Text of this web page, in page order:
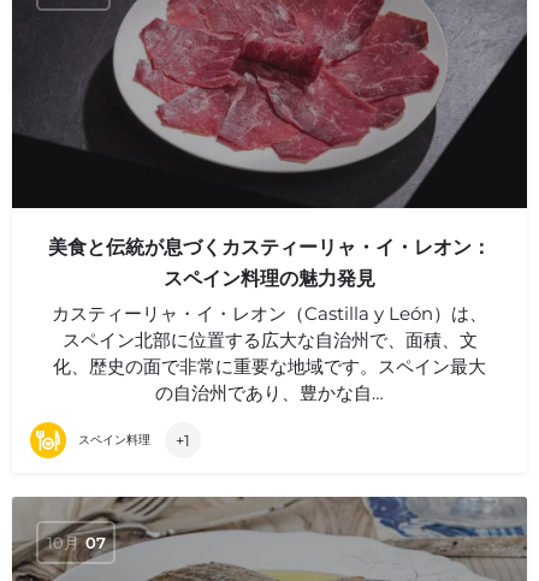
美食と伝統が息づくカスティーリャ・イ・レオン：
スペイン料理の魅力発見
カスティーリャ・イ・レオン（Castilla y León）は、
スペイン北部に位置する広大な自治州で、面積、文
化、歴史の面で非常に重要な地域です。スペイン最大
の自治州であり、豊かな自…
スペイン料理 +1
10月 07